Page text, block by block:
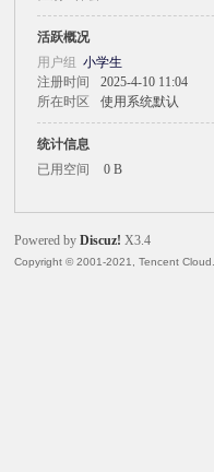
电
活跃概况
用户组小学生
注册时间
2025-4-10 11:04
所在时区
使用系统默认
统计信息
已用空间
0 B
Powered byDiscuz! X3.4
Copyright © 2001-2021, Tencent Cloud.